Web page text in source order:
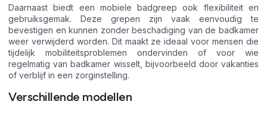
Daarnaast biedt een mobiele badgreep ook flexibiliteit en
gebruiksgemak. Deze grepen zijn vaak eenvoudig te
bevestigen en kunnen zonder beschadiging van de badkamer
weer verwijderd worden. Dit maakt ze ideaal voor mensen die
tijdelijk mobiliteitsproblemen ondervinden of voor wie
regelmatig van badkamer wisselt, bijvoorbeeld door vakanties
of verblijf in een zorginstelling.
Verschillende modellen